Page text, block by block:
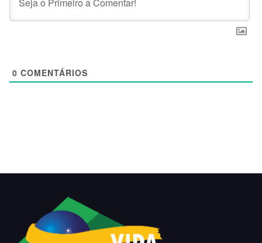
0 COMENTÁRIOS